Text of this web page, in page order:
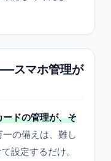
スマホ管理が
ードの管理が、そ
一の備えは、難し
設定するだけ。